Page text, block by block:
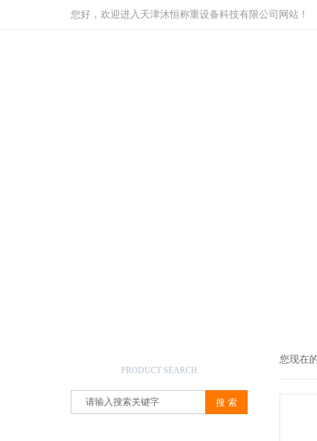
您好，欢迎进入天津沐恒称重设备科技有限公司网站！
PRODUCT SEARCH
您现在